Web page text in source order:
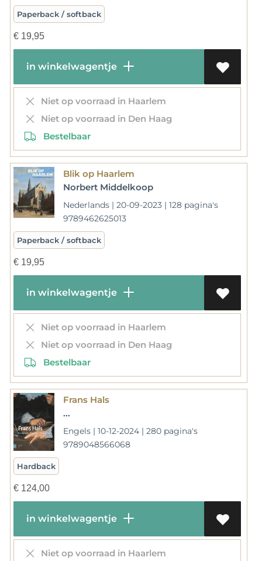
Paperback / softback
€19,95
in winkelwagentje
Niet op voorraad in Haarlem
Niet op voorraad in Den Haag
Bestelbaar
Blik op Haarlem
Norbert Middelkoop
Nederlands | 20-09-2023 | 128 pagina's
9789462625013
Paperback / softback
€19,95
in winkelwagentje
Niet op voorraad in Haarlem
Niet op voorraad in Den Haag
Bestelbaar
Frans Hals
...
Engels | 10-12-2024 | 280 pagina's
9789048566068
Hardback
€124,00
in winkelwagentje
Niet op voorraad in Haarlem